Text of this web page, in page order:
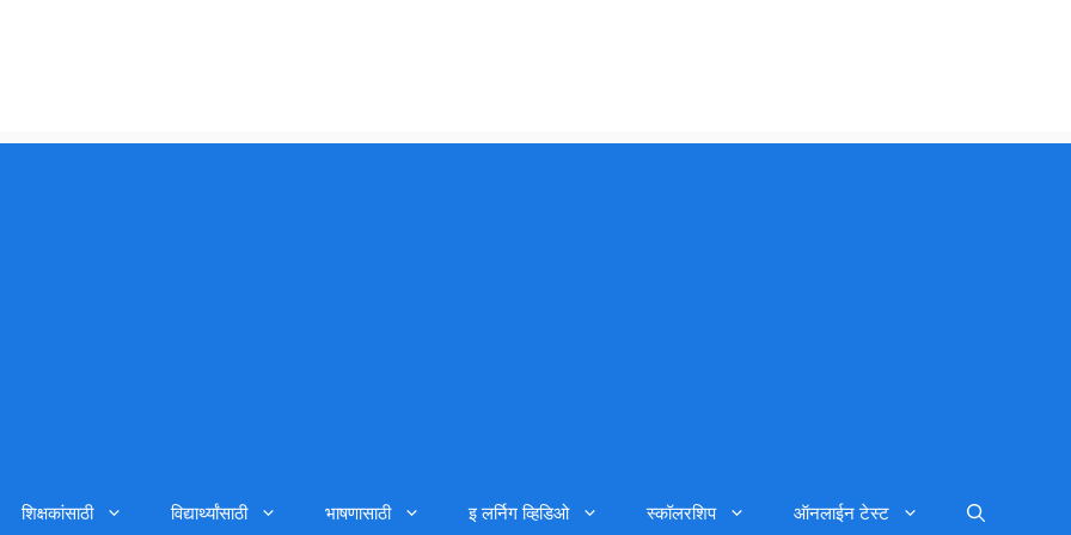
शिक्षकांसाठी विद्यार्थ्यांसाठी भाषणासाठी इ लर्निग व्हिडिओ स्कॉलरशिप ऑनलाईन टेस्ट